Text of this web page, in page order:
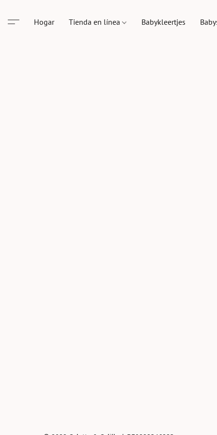
Hogar Tienda en línea Babykleertjes